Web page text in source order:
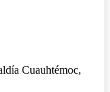
Cuauhtémoc,